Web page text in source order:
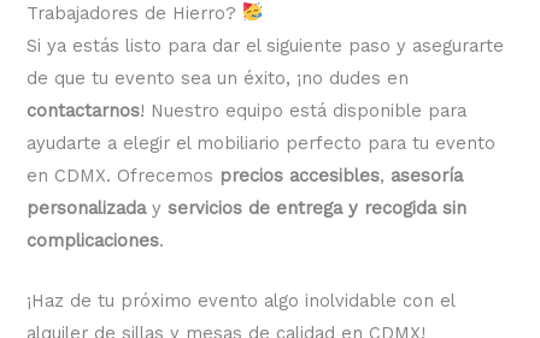
Trabajadores de Hierro?
Si ya estás listo para dar el siguiente paso y asegurarte
de que tu evento sea un éxito, ¡no dudes en
contactarnos! Nuestro equipo está disponible para
ayudarte a elegir el mobiliario perfecto para tu evento
en CDMX. Ofrecemos precios accesibles, asesoría
personalizadayservicios de entrega y recogida sin
complicaciones.
¡Haz de tu próximo evento algo inolvidable con el
alquiler de sillas y mesas de calidad en CDMX!